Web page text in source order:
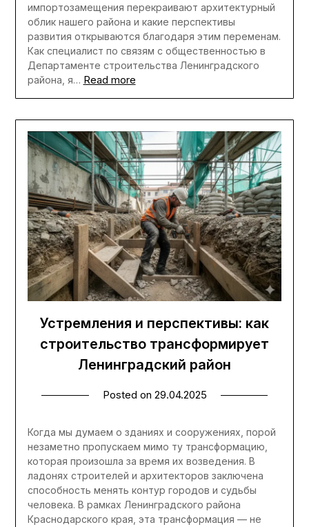
импортозамещения перекраивают архитектурный
облик нашего района и какие перспективы
развития открываются благодаря этим переменам.
Как специалист по связям с общественностью в
Департаменте строительства Ленинградского
района, я… Read more
Устремления и перспективы: как
строительство трансформирует
Ленинградский район
Posted on 29.04.2025
Когда мы думаем о зданиях и сооружениях, порой
незаметно пропускаем мимо ту трансформацию,
которая произошла за время их возведения. В
ладонях строителей и архитекторов заключена
способность менять контур городов и судьбы
человека. В рамках Ленинградского района
Краснодарского края, эта трансформация — не